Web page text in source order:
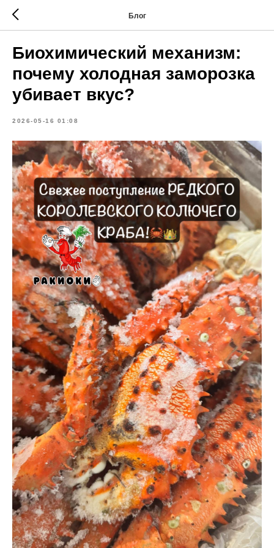
Блог
Биохимический механизм:
почему холодная заморозка
убивает вкус?
2026-05-16 01:08